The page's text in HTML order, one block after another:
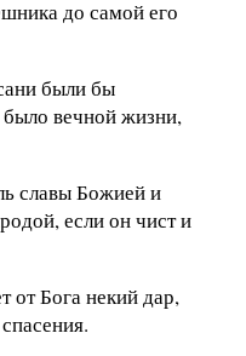
до самой его
были бы
вечной жизни,
славы Божией и
если он чист и
от Бога некий дар,